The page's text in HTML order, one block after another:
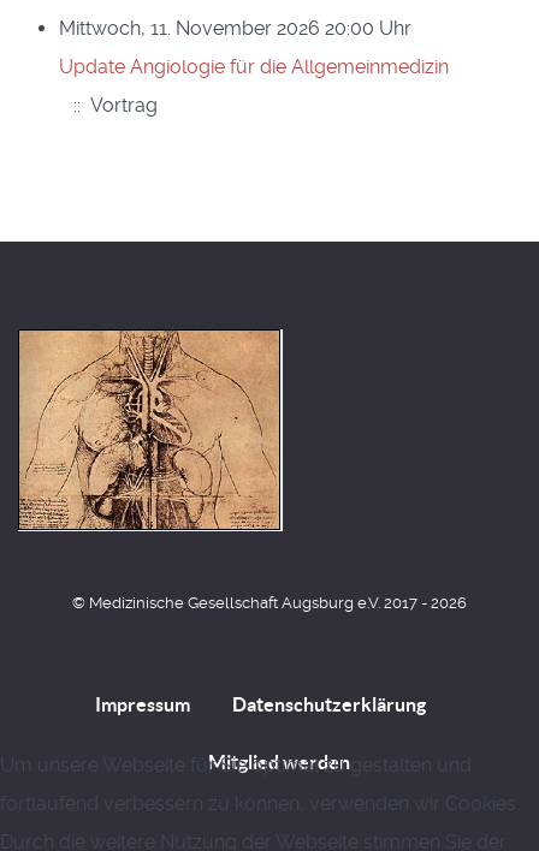
Mittwoch, 11. November 2026 20:00 Uhr
Update Angiologie für die Allgemeinmedizin
:: Vortrag
© Medizinische Gesellschaft Augsburg e.V. 2017 - 2026
Impressum Datenschutzerklärung
Mitglied werden
Um unsere Webseite für Sie optimal zu gestalten und
fortlaufend verbessern zu können, verwenden wir Cookies.
Durch die weitere Nutzung der Webseite stimmen Sie der